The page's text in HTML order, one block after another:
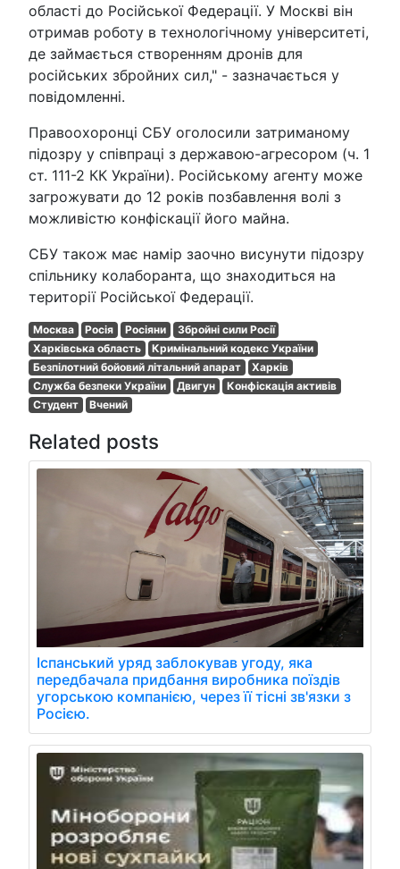
області до Російської Федерації. У Москві він
отримав роботу в технологічному університеті,
де займається створенням дронів для
російських збройних сил," - зазначається у
повідомленні.
Правоохоронці СБУ оголосили затриманому
підозру у співпраці з державою-агресором (ч. 1
ст. 111-2 КК України). Російському агенту може
загрожувати до 12 років позбавлення волі з
можливістю конфіскації його майна.
СБУ також має намір заочно висунути підозру
спільнику колаборанта, що знаходиться на
території Російської Федерації.
Москва Росія Росіяни
Збройні сили Росії
Харківська область
Кримінальний кодекс України
Безпілотний бойовий літальний апарат
Харків
Служба безпеки України
Двигун
Конфіскація активів
Студент
Вчений
Related posts
Іспанський уряд заблокував угоду, яка
передбачала придбання виробника поїздів
угорською компанією, через її тісні зв'язки з
Росією.